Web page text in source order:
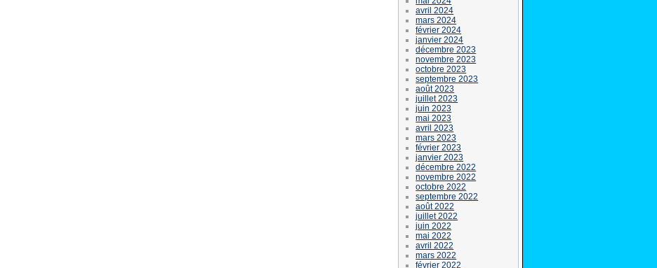
avril 2024
mars 2024
février 2024
janvier 2024
décembre 2023
novembre 2023
octobre 2023
septembre 2023
août 2023
juillet 2023
juin 2023
mai 2023
avril 2023
mars 2023
février 2023
janvier 2023
décembre 2022
novembre 2022
octobre 2022
septembre 2022
août 2022
juillet 2022
juin 2022
mai 2022
avril 2022
mars 2022
février 2022